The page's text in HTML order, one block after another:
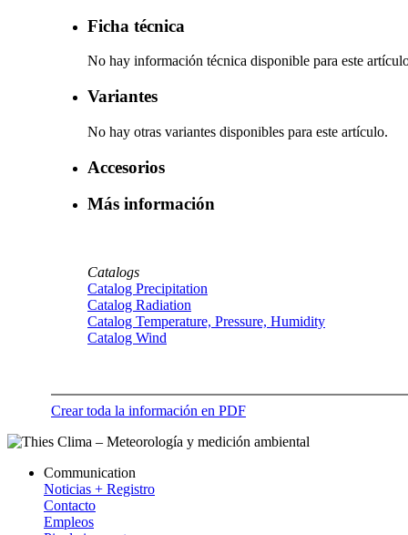
Ficha técnica
No hay información técnica disponible para este
Variantes
No hay otras variantes disponibles para este artículo.
Accesorios
Más información
Catalogs
Catalog Precipitation
Catalog Radiation
Catalog Temperature, Pressure, Humidity
Catalog Wind
Crear toda la información en PDF
Communication
Noticias + Registro
Contacto
Empleos